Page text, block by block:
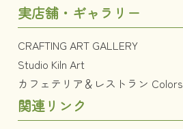
実店舗・ギャラリー
CRAFTING ART GALLERY
Studio Kiln Art
カフェテリア＆レストラン Colors
関連リンク